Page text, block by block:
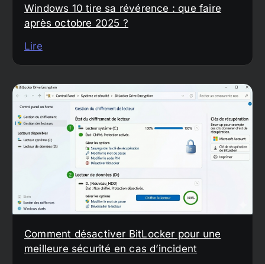
Windows 10 tire sa révérence : que faire
après octobre 2025 ?
Lire
Comment désactiver BitLocker pour une
meilleure sécurité en cas d’incident